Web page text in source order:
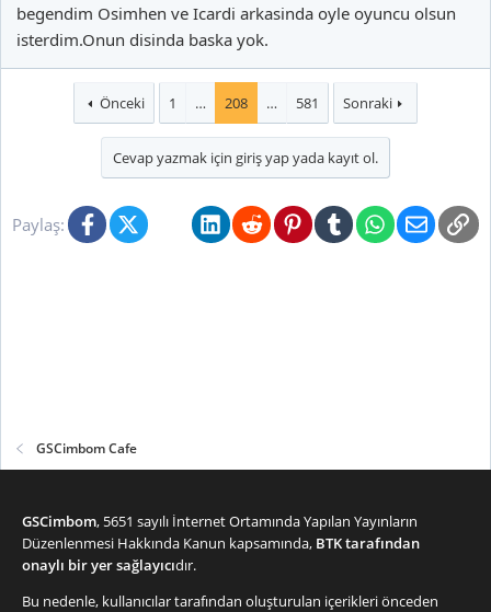
begendim Osimhen ve Icardi arkasinda oyle oyuncu olsun
isterdim.Onun disinda baska yok.
Önceki 1 … 208 … 581 Sonraki
Cevap yazmak için giriş yap yada kayıt ol.
Paylaş: FacebookX (Twitter)BlueskyLinkedInRedditPinterestTumblrWhatsApp
E-posta
GSCimbom Cafe
GSCimbom, 5651 sayılı İnternet Ortamında Yapılan Yayınların
Düzenlenmesi Hakkında Kanun kapsamında, BTK tarafından
onaylı bir yer sağlayıcıdır.
Bu nedenle, kullanıcılar tarafından oluşturulan içerikleri önceden